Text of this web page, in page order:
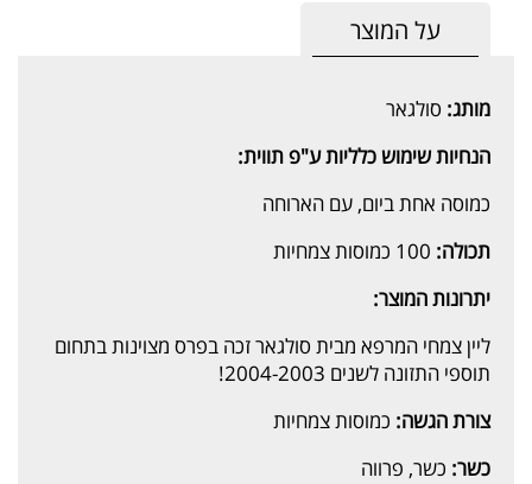
על המוצר
מותג: סולגאר
הנחיות שימוש כלליות ע"פ תווית:
כמוסה אחת ביום, עם הארוחה
תכולה:
יתרונות המוצר:
ליין צמחי המרפא מבית סולגאר זכה בפרס מצוינות בתחום
תוספי התזונה לשנים 2004-2003!
צורת הגשה: כמוסות צמחיות
כשר: כשר, פרווה